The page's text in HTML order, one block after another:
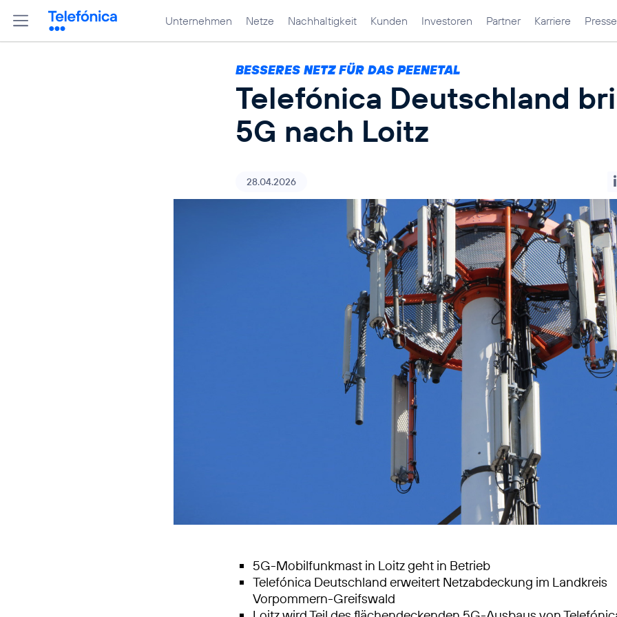
Unternehmen Netze Nachhaltigkeit Kunden Investoren Partner Karriere Presse
BESSERES NETZ FÜR DAS PEENETAL
Telefónica Deutschland
5G nach Loitz
28.04.2026
5G-Mobilfunkmast in Loitz geht in Betrieb
Telefónica Deutschland erweitert Netzabdeckung im Landkreis
Vorpommern-Greifswald